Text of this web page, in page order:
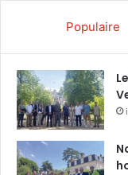
Populaire